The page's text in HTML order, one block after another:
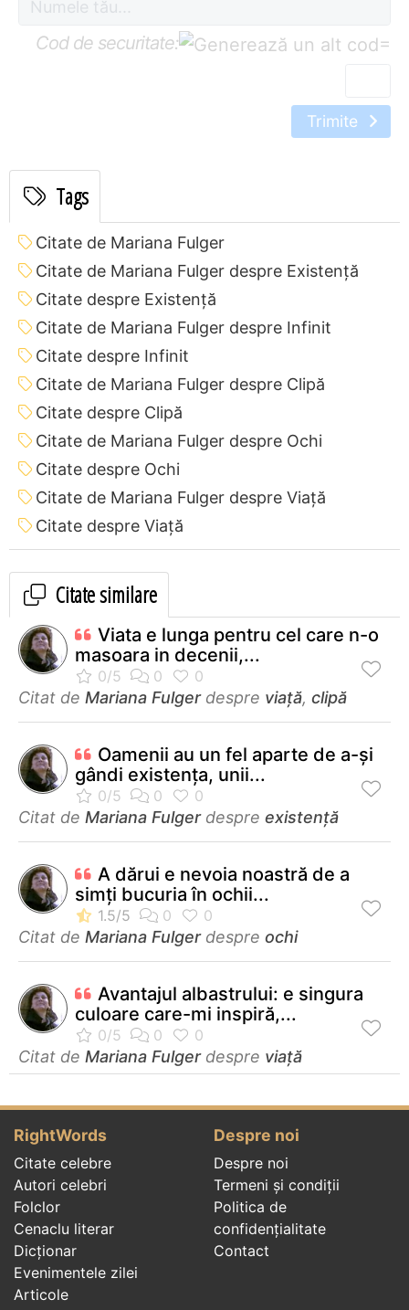
Cod de securitate: =
Trimite
Tags
Citate de Mariana Fulger
Citate de Mariana Fulger despre Existență
Citate despre Existență
Citate de Mariana Fulger despre Infinit
Citate despre Infinit
Citate de Mariana Fulger despre Clipă
Citate despre Clipă
Citate de Mariana Fulger despre Ochi
Citate despre Ochi
Citate de Mariana Fulger despre Viață
Citate despre Viață
Citate similare
Viata e lunga pentru cel care n-o
masoara in decenii,...
Citat de Mariana Fulgerdespre viață, clipă
Oamenii au un fel aparte de a-și
gândi existența, unii...
Citat de Mariana Fulgerdespre existență
A dărui e nevoia noastră de a
simți bucuria în ochii...
Citat de Mariana Fulgerdespre ochi
Avantajul albastrului: e singura
culoare care-mi inspiră,...
Citat de Mariana Fulgerdespre viață
RightWords
Citate celebre
Autori celebri
Folclor
Cenaclu literar
Dicționar
Evenimentele zilei
Articole
Despre noi
Despre noi
Termeni și condiții
Politica de
confidenţialitate
Contact